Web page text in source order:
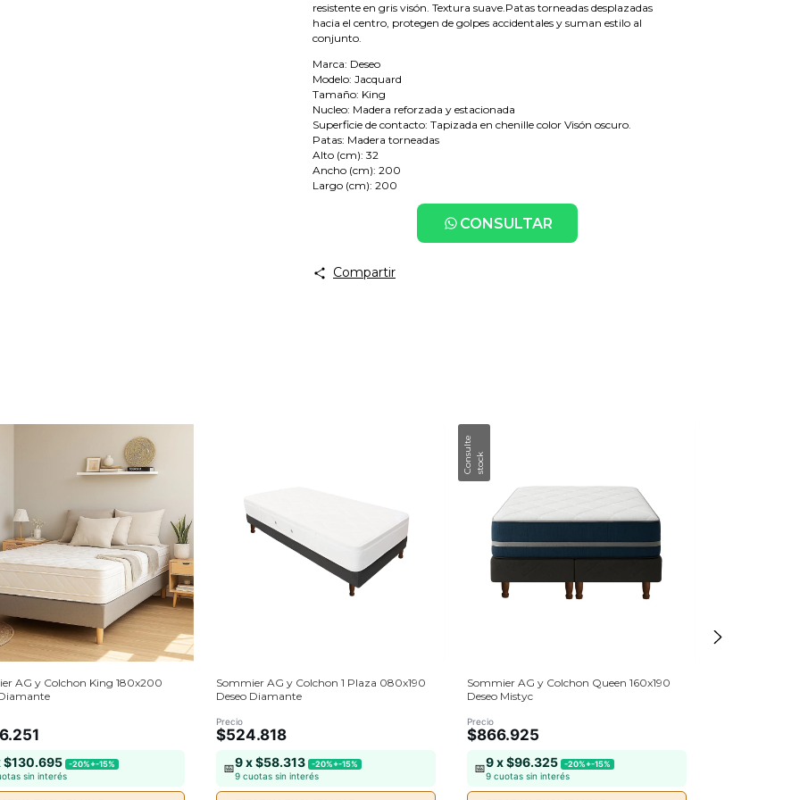
resistente en gris visón. Textura suave.Patas torneadas desplazadas
hacia el centro, protegen de golpes accidentales y suman estilo al
conjunto.
Marca: Deseo
Modelo: Jacquard
Tamaño: King
Nucleo: Madera reforzada y estacionada
Superficie de contacto: Tapizada en chenille color Visón oscuro.
Patas: Madera torneadas
Alto (cm): 32
Ancho (cm): 200
Largo (cm): 200
CONSULTAR
Compartir
AG y Colchon King 180x200
$130.695 -20%+-15%
sin interés
Sommier AG y Colchon 1 Plaza 080x190
Deseo Diamante
Precio
$524.818
📅9 x $58.313 -20%+-15%
9 cuotas sin interés
Sommier AG y Colchon Queen 160x190
Deseo Mistyc
Precio
$866.925
📅9 x $96.325 -20%+-15%
9 cuotas sin interés